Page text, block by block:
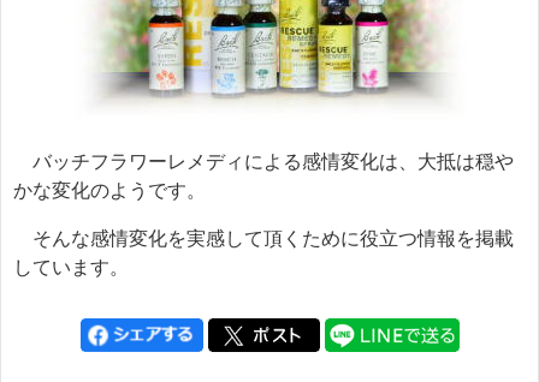
バッチフラワーレメディによる感情変化は、大抵は穏や
かな変化のようです。
そんな感情変化を実感して頂くために役立つ情報を掲載
しています。